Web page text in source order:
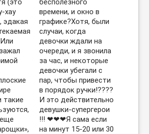
(это
хау
эдакая
такие
бесполезного
времени, и окно в
графике?Хотя, были
случаи, когда
девочки ждали на
очереди, и я звонила
за час, и некоторые
девочки убегали с
пар, чтобы привести
в порядок ручки!????
И это действительно
девушки-супергерои
!!! ❤❤❤Я сама если
на минут 15-20 или 30